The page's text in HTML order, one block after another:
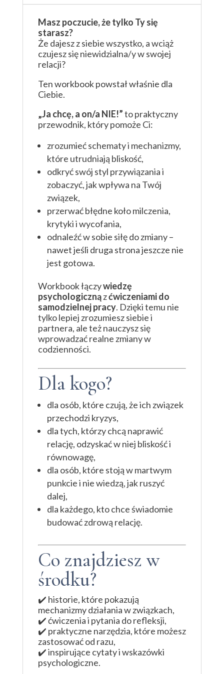
Masz poczucie, że tylko Ty się
starasz?
Że dajesz z siebie wszystko, a wciąż
czujesz się niewidzialna/y w swojej
relacji?
Ten workbook powstał właśnie dla
Ciebie.
„Ja chcę, a on/a NIE!”to praktyczny
przewodnik, który pomoże Ci:
zrozumieć schematy i mechanizmy,
które utrudniają bliskość,
odkryć swój styl przywiązania i
zobaczyć, jak wpływa na Twój
związek,
przerwać błędne koło milczenia,
krytyki i wycofania,
odnaleźć w sobie siłę do zmiany –
nawet jeśli druga strona jeszcze nie
jest gotowa.
Workbook łączywiedzę
psychologicznązćwiczeniami do
samodzielnej pracy. Dzięki temu nie
tylko lepiej zrozumiesz siebie i
partnera, ale też nauczysz się
wprowadzać realne zmiany w
codzienności.
Dla kogo?
dla osób, które czują, że ich związek
przechodzi kryzys,
dla tych, którzy chcą naprawić
relację, odzyskać w niej bliskość i
równowagę,
dla osób, które stoją w martwym
punkcie i nie wiedzą, jak ruszyć
dalej,
dla każdego, kto chce świadomie
budować zdrową relację.
Co znajdziesz w
środku?
✔️ historie, które pokazują
mechanizmy działania w związkach,
✔️ ćwiczenia i pytania do refleksji,
✔️ praktyczne narzędzia, które możesz
zastosować od razu,
✔️ inspirujące cytaty i wskazówki
psychologiczne.